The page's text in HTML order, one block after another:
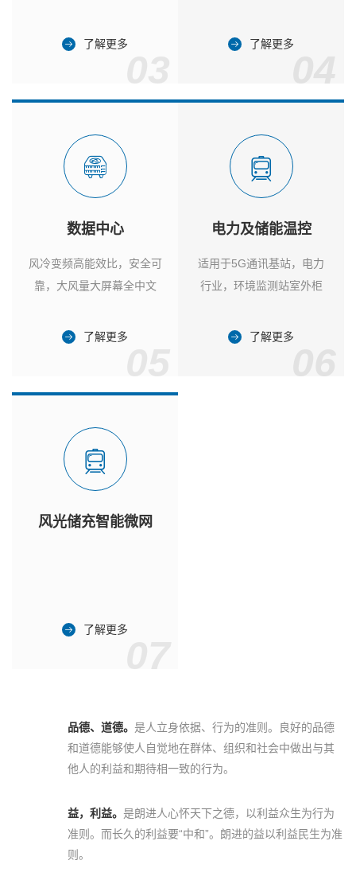
了解更多 了解更多
数据中心
风冷变频高能效比，安全可
靠，大风量大屏幕全中文
了解更多
电力及储能温控
适用于5G通讯基站，电力
行业，环境监测站室外柜
了解更多
风光储充智能微网
了解更多
品德、道德。 是人立身依据、行为的准则。良好的品德
和道德能够使人自觉地在群体、组织和社会中做出与其
他人的利益和期待相一致的行为。
益，利益。 是朗进人心怀天下之德，以利益众生为行为
准则。而长久的利益要“中和”。朗进的益以利益民生为准
则。